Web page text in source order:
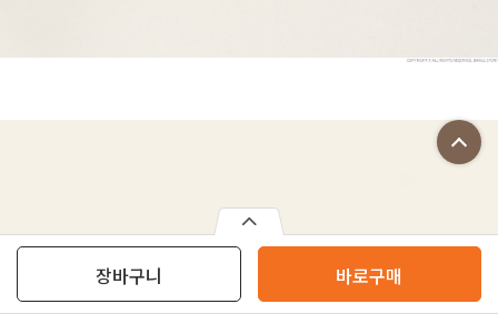
장바구니 바로구매